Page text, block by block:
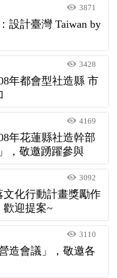
3871
設計臺灣 Taiwan by
3428
年都會型社造縣 市
4169
年花蓮縣社造幹部
，敬邀踴躍參與
3092
化行動計畫獎勵作
歡迎提案~
3110
造會議」，敬邀各